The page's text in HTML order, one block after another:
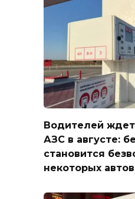
Водителей
АЗС в августе:
становится
некоторых